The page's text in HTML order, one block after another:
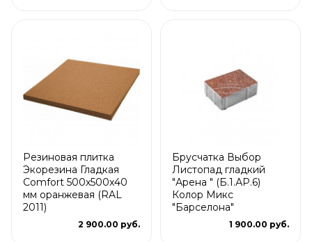
Резиновая плитка
Экорезина Гладкая
Comfort 500x500x40
мм оранжевая (RAL
2011)
2 900.00 руб.
Брусчатка Выбор
Листопад гладкий
"Арена " (Б.1.АР.6)
Колор Микс
"Барселона"
1 900.00 руб.